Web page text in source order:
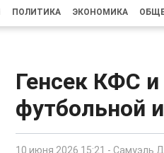
ПОЛИТИКА ЭКОНОМИКА
Генсек КФС
футбольной
10 июня 2026 15:21 - Самуэль